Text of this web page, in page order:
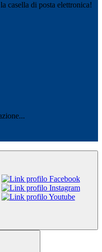
casella di posta elettronica!